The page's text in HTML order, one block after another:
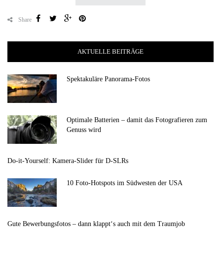
Share
AKTUELLE BEITRÄGE
Spektakuläre Panorama-Fotos
Optimale Batterien – damit das Fotografieren zum
Genuss wird
Do-it-Yourself: Kamera-Slider für D-SLRs
10 Foto-Hotspots im Südwesten der USA
Gute Bewerbungsfotos – dann klappt‘s auch mit dem Traumjob